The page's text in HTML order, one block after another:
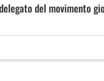
del movimento